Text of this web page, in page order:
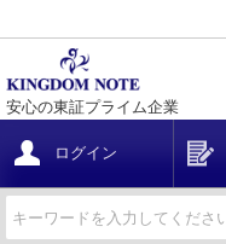
安心の東証プライム企業
ログイン